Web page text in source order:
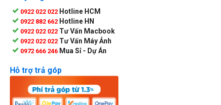
0922 022 022 Hotline HCM
0922 882 662 Hotline HN
0922 022 022 Tư Vấn Macbook
0922 022 022 Tư Vấn Máy Ảnh
0972 666 246 Mua Sỉ - Dự Án
Hỗ trợ trả góp